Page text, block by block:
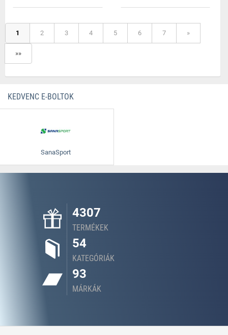
1 2 3 4 5 6 7 »
»»
KEDVENC E-BOLTOK
SanaSport
4307
TERMÉKEK
54
KATEGÓRIÁK
93
MÁRKÁK